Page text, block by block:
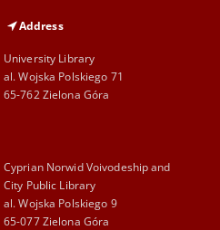
Address
University Library
al. Wojska Polskiego 71
65-762 Zielona Góra
Cyprian Norwid Voivodeship and
City Public Library
al. Wojska Polskiego 9
65-077 Zielona Góra